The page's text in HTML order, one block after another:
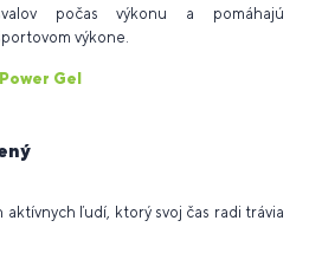
počas výkonu a pomáhajú
výkone.
Gel
ľudí, ktorý svoj čas radi trávia